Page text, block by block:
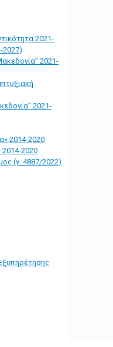
2021-
2027)
2021-
2021-
2014-2020
2020
(ν. 4887/2022)